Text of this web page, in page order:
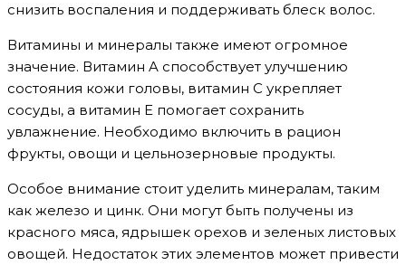
снизить воспаления и поддерживать блеск волос.
Витамины и минералы также имеют огромное
значение. Витамин A способствует улучшению
состояния кожи головы, витамин C укрепляет
сосуды, а витамин E помогает сохранить
увлажнение. Необходимо включить в рацион
фрукты, овощи и цельнозерновые продукты.
Особое внимание стоит уделить минералам, таким
как железо и цинк. Они могут быть получены из
красного мяса, ядрышек орехов и зеленых листовых
овощей. Недостаток этих элементов может привести